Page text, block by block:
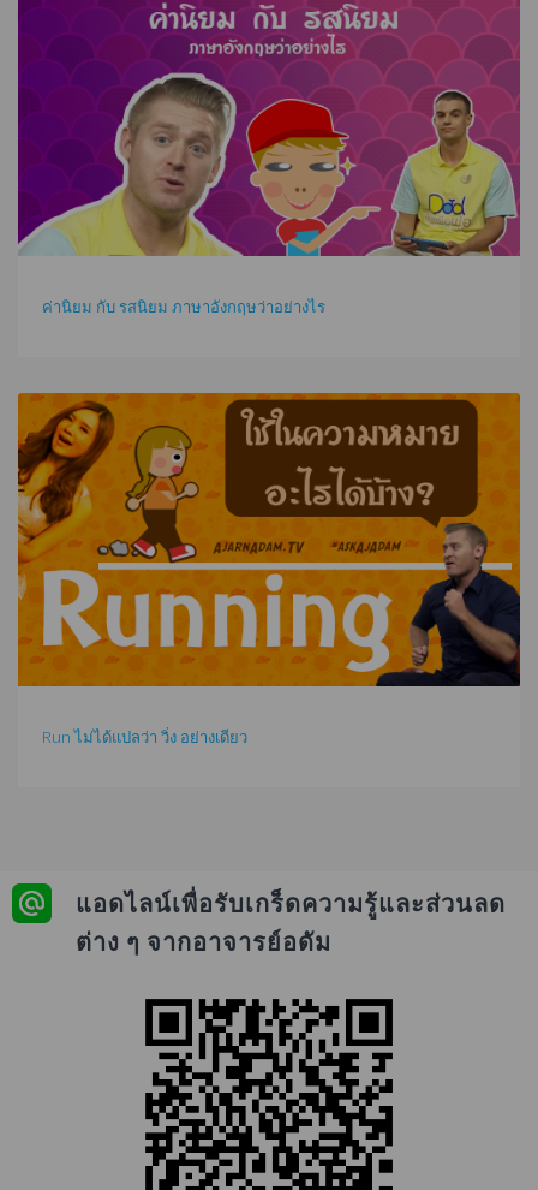
ค่านิยม กับ รสนิยม ภาษาอังกฤษว่าอย่างไร
Run ไม่ได้แปลว่า วิ่ง อย่างเดียว
แอดไลน์เพื่อรับเกร็ดความรู้และส่วนลด
ต่าง ๆ จากอาจารย์อดัม